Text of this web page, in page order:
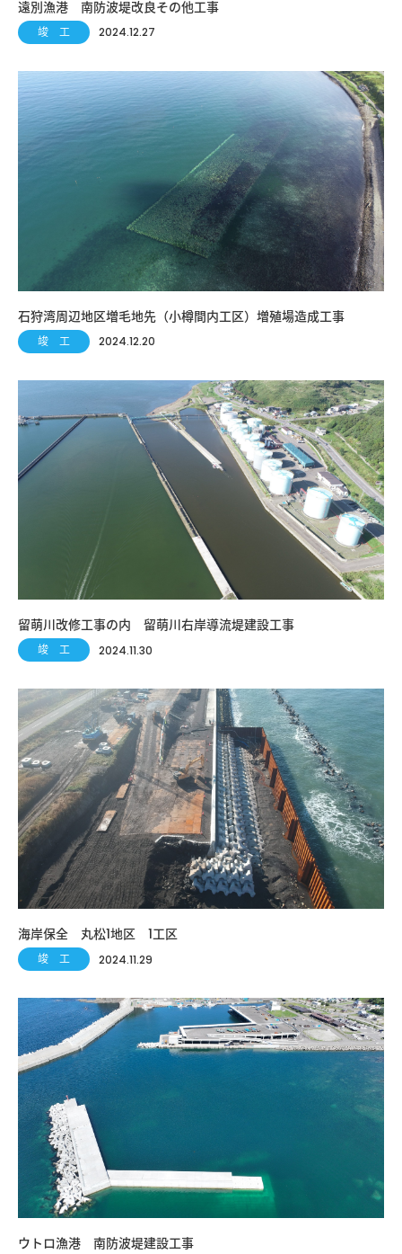
遠別漁港 南防波堤改良その他工事
竣 工 2024.12.27
石狩湾周辺地区増毛地先（小樽間内工区）増殖場造成工事
竣 工 2024.12.20
留萌川改修工事の内 留萌川右岸導流堤建設工事
竣 工 2024.11.30
海岸保全 丸松1地区 1工区
竣 工 2024.11.29
ウトロ漁港 南防波堤建設工事